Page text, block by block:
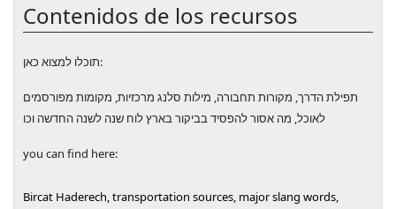
Contenidos de los recursos
תוכלו למצוא כאן:
תפילת הדרך, מקורות תחבורה, מילות סלנג מרכזיות, מקומות מפורסמים
לאוכל, מה אסור להפסיד בביקור בארץ לוח שנה לשנה החדשה וכו
you can find here:
Bircat Haderech, transportation sources, major slang words,